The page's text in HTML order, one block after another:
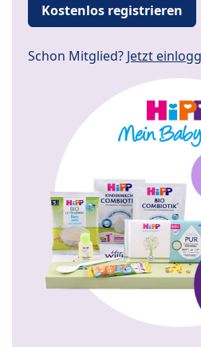
Kostenlos registrieren
Schon Mitglied? Jetzt